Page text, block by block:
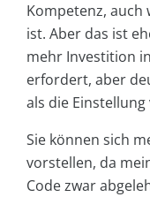
Kompetenz, auch
ist. Aber das ist
mehr Investition
erfordert, aber
als die
Sie können sich
vorstellen, da
Code zwar